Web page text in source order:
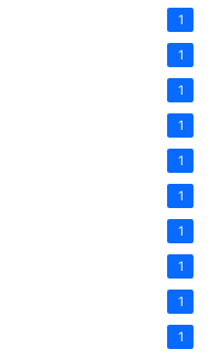
1
1
1
1
1
1
1
1
1
1